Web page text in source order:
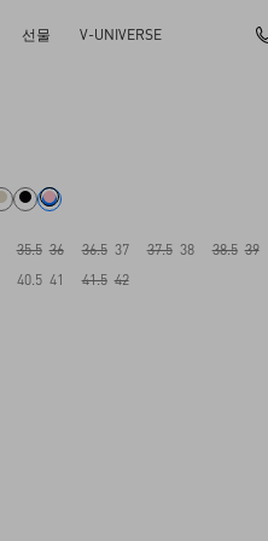
선물 V-UNIVERSE
펌프스 45MM
35.5 36 36.5 37 37.5 38 38.5 39
40.5 41 41.5 42